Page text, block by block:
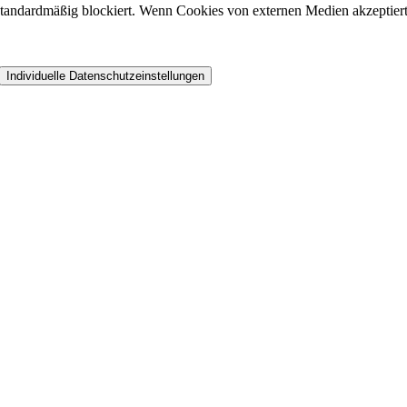
blockiert. Wenn Cookies von externen Medien
Individuelle Datenschutzeinstellungen